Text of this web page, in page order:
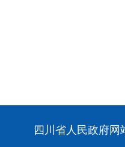
四川省人民政府网